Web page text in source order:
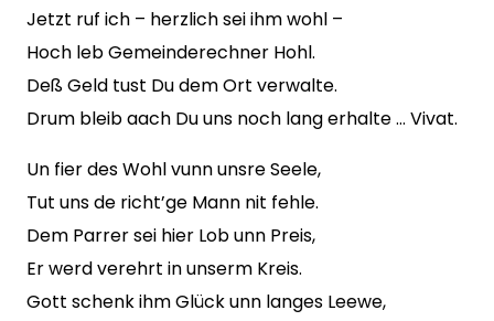
Jetzt ruf ich – herzlich sei ihm wohl –
Hoch leb Gemeinderechner Hohl.
Deß Geld tust Du dem Ort verwalte.
Drum bleib aach Du uns noch lang erhalte … Vivat.
Un fier des Wohl vunn unsre Seele,
Tut uns de richt’ge Mann nit fehle.
Dem Parrer sei hier Lob unn Preis,
Er werd verehrt in unserm Kreis.
Gott schenk ihm Glück unn langes Leewe,